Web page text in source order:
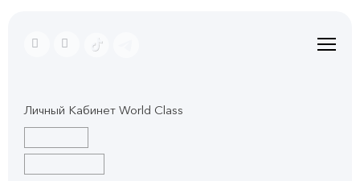
Личный Кабинет World Class